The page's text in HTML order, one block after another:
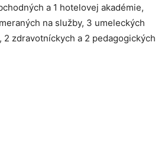
a 1 hotelovej akadémie,
na služby, 3 umeleckých
zdravotníckych a 2 pedagogických